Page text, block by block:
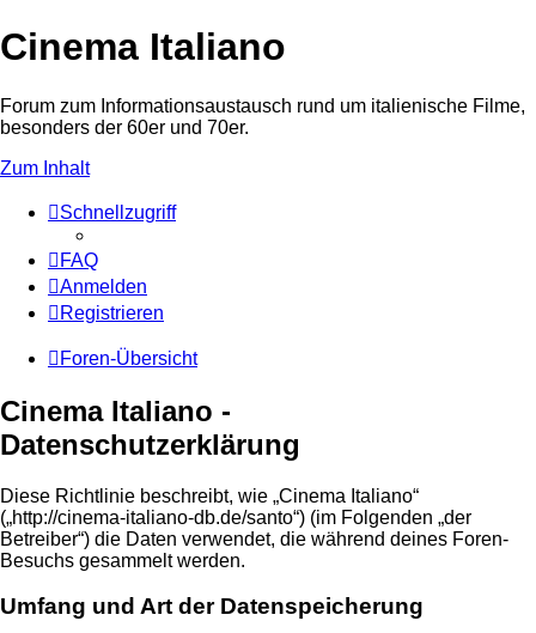
Cinema Italiano
Forum zum Informationsaustausch rund um italienische Filme,
besonders der 60er und 70er.
Zum Inhalt
Schnellzugriff
FAQ
Anmelden
Registrieren
Foren-Übersicht
Cinema Italiano -
Datenschutzerklärung
Diese Richtlinie beschreibt, wie „Cinema Italiano“
(„http://cinema-italiano-db.de/santo“) (im Folgenden „der
Betreiber“) die Daten verwendet, die während deines Foren-
Besuchs gesammelt werden.
Umfang und Art der Datenspeicherung